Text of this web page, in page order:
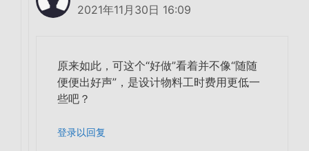
2021年11月30日 16:09
原来如此，可这个“好做”看着并不像“随随
便便出好声”，是设计物料工时费用更低一
些吧？
登录以回复